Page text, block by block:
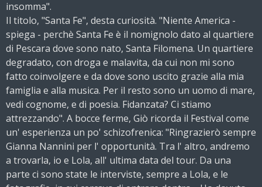
insomma".
Il titolo, "Santa Fe", desta curiosità. "Niente America -
spiega - perchè Santa Fe è il nomignolo dato al quartiere
di Pescara dove sono nato, Santa Filomena. Un quartiere
degradato, con droga e malavita, da cui non mi sono
fatto coinvolgere e da dove sono uscito grazie alla mia
famiglia e alla musica. Per il resto sono un uomo di mare,
vedi cognome, e di poesia. Fidanzata? Ci stiamo
attrezzando". A bocce ferme, Giò ricorda il Festival come
un' esperienza un po' schizofrenica: "Ringrazierò sempre
Gianna Nannini per l' opportunità. Tra l' altro, andremo
a trovarla, io e Lola, all' ultima data del tour. Da una
parte ci sono state le interviste, sempre a Lola, e le